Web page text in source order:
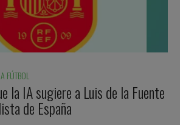
FÚTBOL
la IA sugiere a Luis de la Fuente
de España